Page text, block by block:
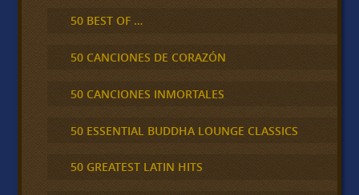
50 BEST OF …
50 CANCIONES DE CORAZÓN
50 CANCIONES INMORTALES
50 ESSENTIAL BUDDHA LOUNGE CLASSICS
50 GREATEST LATIN HITS